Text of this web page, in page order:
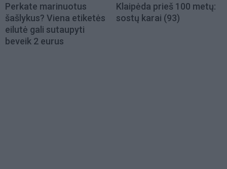
Perkate marinuotus
šašlykus? Viena etiketės
eilutė gali sutaupyti
beveik 2 eurus
Klaipėda prieš 100 metų:
sostų karai (93)